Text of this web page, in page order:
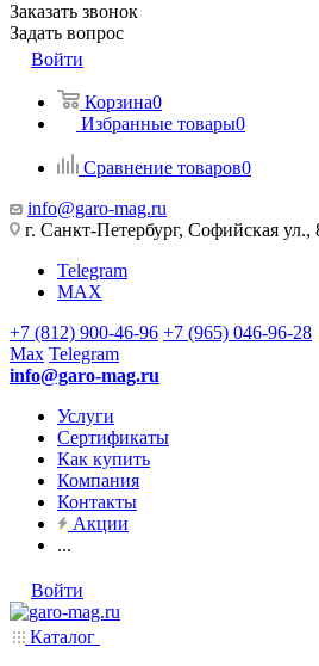
Заказать звонок
Задать вопрос
Войти
Корзина0
Избранные товары0
Сравнение товаров0
info@garo-mag.ru
г. Санкт-Петербург, Софийская ул.,
Telegram
MAX
+7 (812) 900-46-96 +7 (965) 046-96-28
Max Telegram
info@garo-mag.ru
Услуги
Сертификаты
Как купить
Компания
Контакты
Акции
...
Войти
Каталог